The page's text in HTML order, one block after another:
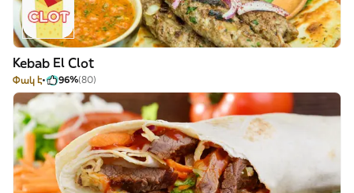
Kebab El Clot
Փակ է 96%(80)